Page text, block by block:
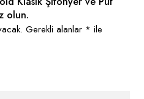
olun.
Gerekli alanlar * ile